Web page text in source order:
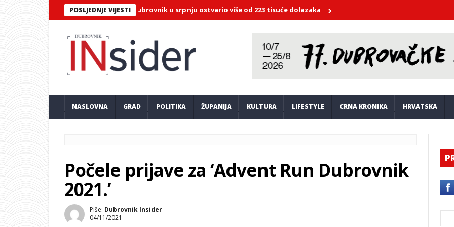
POSLJEDNJE VIJESTI
objavio turističke brojke: Dubrovnik u srpnju ostvario više od 223 tisuće dolazaka Prilika za poduzetnike u Dubrovniku:
NASLOVNA GRAD POLITIKA ŽUPANIJA KULTURA LIFESTYLE CRNA KRONIKA HRVATSKA
Počele prijave za ‘Advent Run Dubrovnik
2021.’
Piše: Dubrovnik Insider
04/11/2021